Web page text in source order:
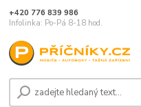
+420 776 839 986
Infolinka: Po-Pá 8-18 hod.